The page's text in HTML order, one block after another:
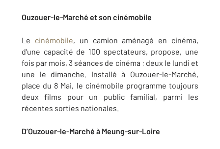
Ouzouer-le-Marché et son cinémobile
Le cinémobile, un camion aménagé en cinéma,
d’une capacité de 100 spectateurs, propose, une
fois par mois, 3 séances de cinéma : deux le lundi et
une le dimanche. Installé à Ouzouer-le-Marché,
place du 8 Mai, le cinémobile programme toujours
deux films pour un public familial, parmi les
récentes sorties nationales.
D’Ouzouer-le-Marché à Meung-sur-Loire